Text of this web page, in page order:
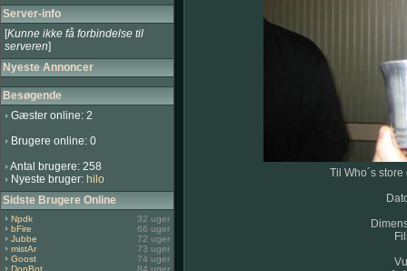
Server-info
[Kunne ikke få forbindelse til
serveren]
Nyeste Annoncer
Besøgende
Gæster online: 2
Brugere online: 0
Antal brugere: 258
Nyeste bruger: hilo
Sidste Brugere Online
Npdk
32 uger
bFire
66 uger
Jubbe
72 uger
mistAr
73 uger
Goost
74 uger
DonBot
84 uger
Til Who´s